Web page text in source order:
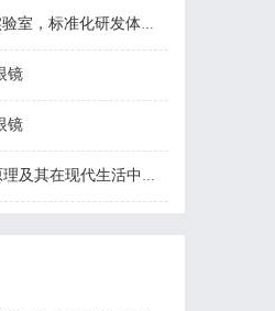
标准化研发体系全解析
镜
镜
在现代生活中的应用优势